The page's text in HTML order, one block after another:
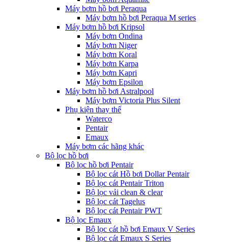
Máy bơm hồ bơi Peraqua
Máy bơm hồ bơi Peraqua M series
Máy bơm hồ bơi Kripsol
Máy bơm Ondina
Máy bơm Niger
Máy bơm Koral
Máy bơm Karpa
Máy bơm Kapri
Máy bơm Epsilon
Máy bơm hồ bơi Astralpool
Máy bơm Victoria Plus Silent
Phụ kiện thay thế
Waterco
Pentair
Emaux
Máy bơm các hãng khác
Bộ lọc hồ bơi
Bộ lọc hồ bơi Pentair
Bộ lọc cát Hồ bơi Dollar Pentair
Bộ lọc cát Pentair Triton
Bộ lọc vải clean & clear
Bộ lọc cát Tagelus
Bộ lọc cát Pentair PWT
Bộ lọc Emaux
Bộ lọc cát hồ bơi Emaux V Series
Bộ lọc cát Emaux S Series